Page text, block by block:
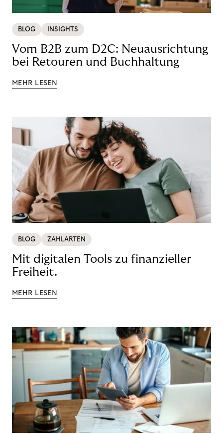
BLOG INSIGHTS
Vom B2B zum D2C: Neuausrichtung
bei Retouren und Buchhaltung
MEHR LESEN
BLOG ZAHLARTEN
Mit digitalen Tools zu finanzieller
Freiheit.
MEHR LESEN